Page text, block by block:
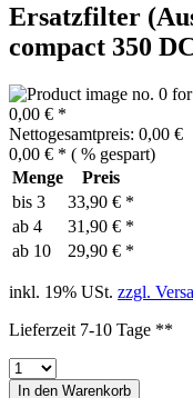
Ersatzfilter
compact 350
0,00 € *
Nettogesamtpreis: 0,00 €
0,00 € * ( % gespart)
Menge
Preis
bis 3
33,90 € *
ab 4
31,90 € *
ab 10 29,90 € *
inkl. 19% USt. zzgl.
Lieferzeit 7-10 Tage **
In den Warenkorb